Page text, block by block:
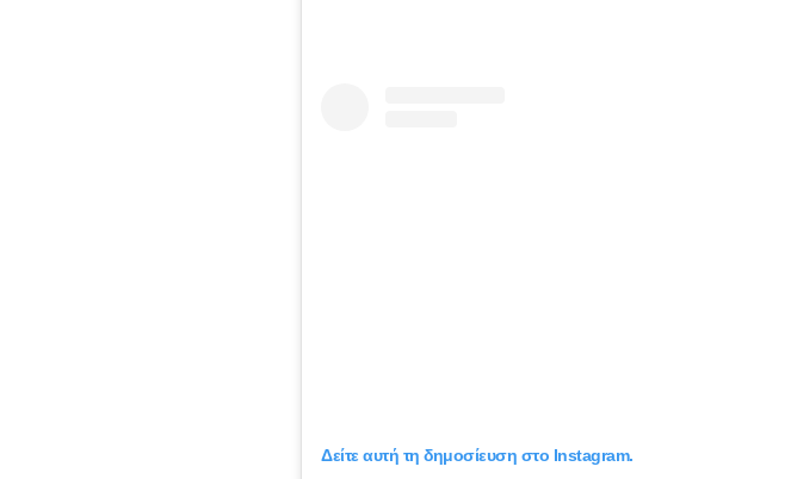
Δείτε αυτή τη δημοσίευση στο Instagram.